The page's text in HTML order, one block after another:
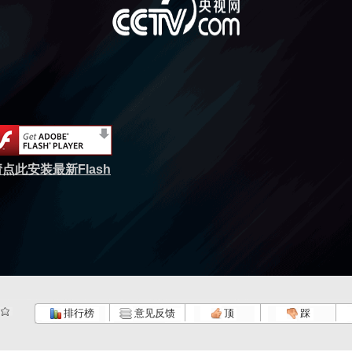
点此安装最新Flash
排行榜 意见反馈 顶 踩